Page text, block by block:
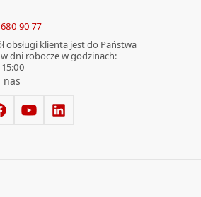
90 77
obsługi klienta jest do Państwa
dni robocze w godzinach:
nas